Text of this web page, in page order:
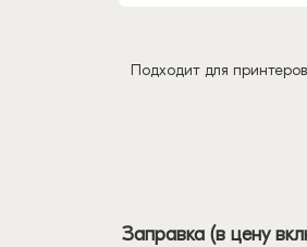
Подходит для принтеров
Заправка (в цену